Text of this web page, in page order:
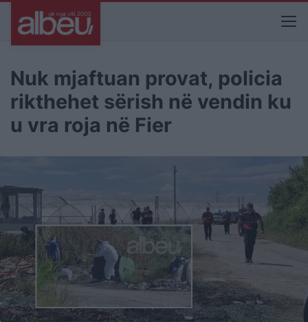
Nuk mjaftuan provat, policia
rikthehet sërish në vendin ku
u vra roja në Fier